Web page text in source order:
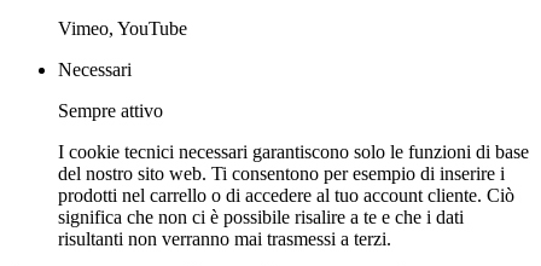
Vimeo, YouTube
Necessari
Sempre attivo
I cookie tecnici necessari garantiscono solo le funzioni di base
del nostro sito web. Ti consentono per esempio di inserire i
prodotti nel carrello o di accedere al tuo account cliente. Ciò
significa che non ci è possibile risalire a te e che i dati
risultanti non verranno mai trasmessi a terzi.